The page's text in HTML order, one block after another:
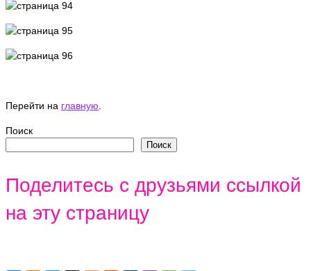
Перейти на главную
Поиск
Поиск
Поделитесь с друзьями ссылкой
на эту страницу